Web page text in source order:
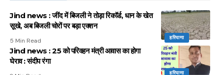
हरियाणा
Jind news : जींद में बिजली ने तोड़ा रिकॉर्ड, धान के खेत
सूखे, अब बिजली चोरों पर बड़ा एक्शन
5 Min Read
हरियाणा
Jind news : 25 को परिवहन मंत्री आवास का होगा
घेराव : संदीप रंगा